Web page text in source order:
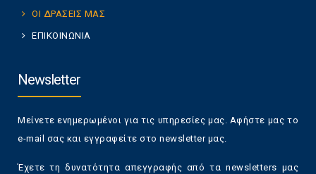
ΟΙ ΔΡΑΣΕΙΣ ΜΑΣ
ΕΠΙΚΟΙΝΩΝΙΑ
Newsletter
Μείνετε ενημερωμένοι για τις υπηρεσίες μας. Αφήστε μας το
e-mail σας και εγγραφείτε στο newsletter μας.
Έχετε τη δυνατότητα απεγγραφής από τα newsletters μας